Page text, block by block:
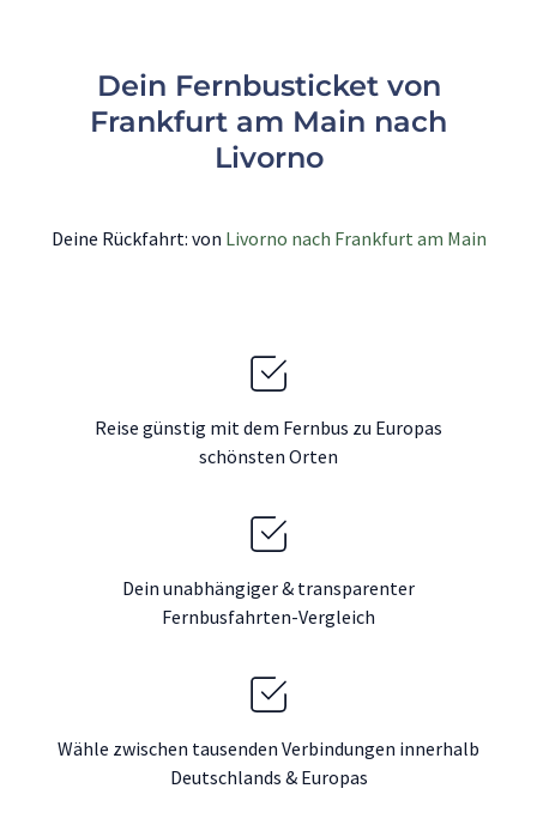
Dein Fernbusticket von
Frankfurt am Main nach
Livorno
Deine Rückfahrt: von Livorno nach Frankfurt am Main
Reise günstig mit dem Fernbus zu Europas
schönsten Orten
Dein unabhängiger & transparenter
Fernbusfahrten-Vergleich
Wähle zwischen tausenden Verbindungen innerhalb
Deutschlands & Europas